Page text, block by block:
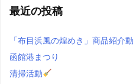
最近の投稿
「布目浜風の煌めき」商品紹介
函館港まつり
清掃活動